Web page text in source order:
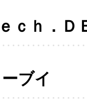
ｃｈ．Ｄ
ブイ